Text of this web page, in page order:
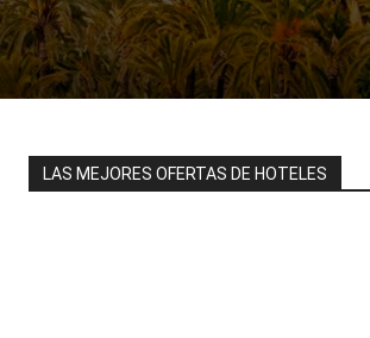
LAS MEJORES OFERTAS DE HOTELES